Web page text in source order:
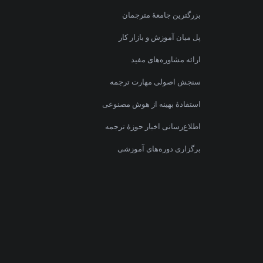
بزرگترین جامعهٔ مترجمان
پل میان آموزش و بازار کار
ارائه مشاوره‌های مفید
سنجش اصولی مهارت ترجمه
استفادهٔ بهینه از هوش مصنوعی
اطلاع‌رسانی اخبار حوزهٔ ترجمه
برگزاری دوره‌های آموزشی